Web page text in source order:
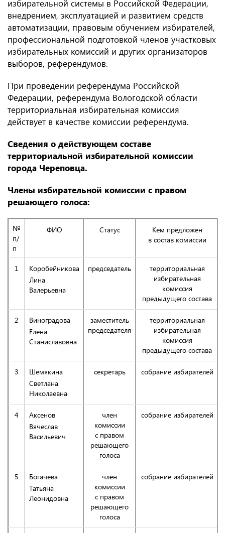
избирательной системы в Российской Федерации,
внедрением, эксплуатацией и развитием средств
автоматизации, правовым обучением избирателей,
профессиональной подготовкой членов участковых
избирательных комиссий и других организаторов
выборов, референдумов.
При проведении референдума Российской
Федерации, референдума Вологодской области
территориальная избирательная комиссия
действует в качестве комиссии референдума.
Сведения о действующем составе
территориальной избирательной комиссии
города Череповца.
Члены избирательной комиссии с правом
решающего голоса:
№
п/
п
ФИО Статус
Кем предложен
в состав комиссии
1
Коробейникова
Лина
Валерьевна
председатель
территориальная
избирательная
комиссия
предыдущего состава
2
Виноградова
Елена
Станиславовна
заместитель
председателя
территориальная
избирательная
комиссия
предыдущего состава
3
Шемякина
Светлана
Николаевна
секретарь собрание избирателей
4
Аксенов
Вячеслав
Васильевич
член
комиссии
с правом
решающего
голоса
собрание избирателей
5
Богачева
Татьяна
Леонидовна
член
комиссии
с правом
решающего
голоса
собрание избирателей